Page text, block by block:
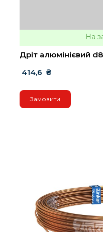
На
Дріт алюмінієвий
414,6  ₴
Замовити